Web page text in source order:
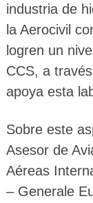
industria de
la Aerocivil
logren un
CCS, a
apoya esta
Sobre este
Asesor de
Aéreas
– Generale